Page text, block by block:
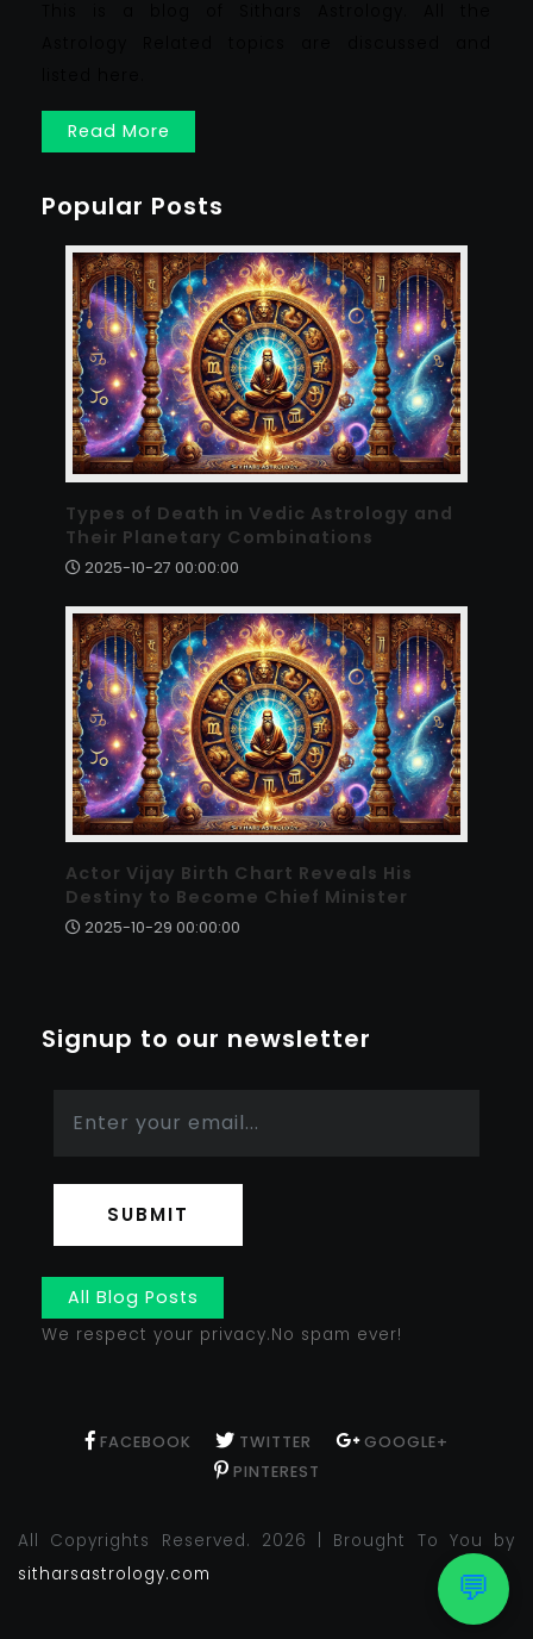
💬
Read More
Popular Posts
Types of Death in Vedic Astrology and
Their Planetary Combinations
2025-10-27 00:00:00
Actor Vijay Birth Chart Reveals His
Destiny to Become Chief Minister
2025-10-29 00:00:00
Signup to our newsletter
SUBMIT
All Blog Posts
We respect your privacy.No spam ever!
FACEBOOK TWITTER
GOOGLE+
PINTEREST
All Copyrights Reserved. 2026 | Brought To You by
sitharsastrology.com